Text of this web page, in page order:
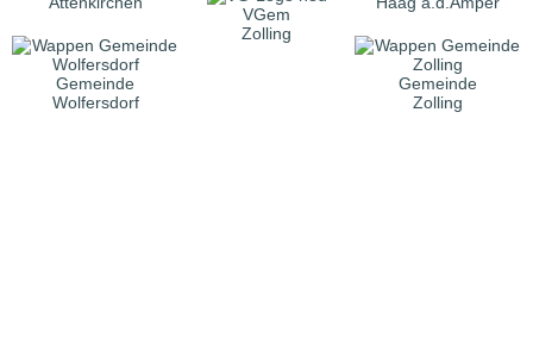
VGem
Zolling
Gemeinde
Wolfersdorf
Gemeinde
Zolling